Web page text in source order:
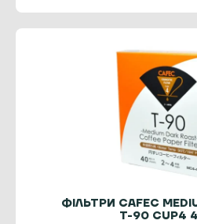
ФІЛЬТРИ CAFEC
T-90 CUP4